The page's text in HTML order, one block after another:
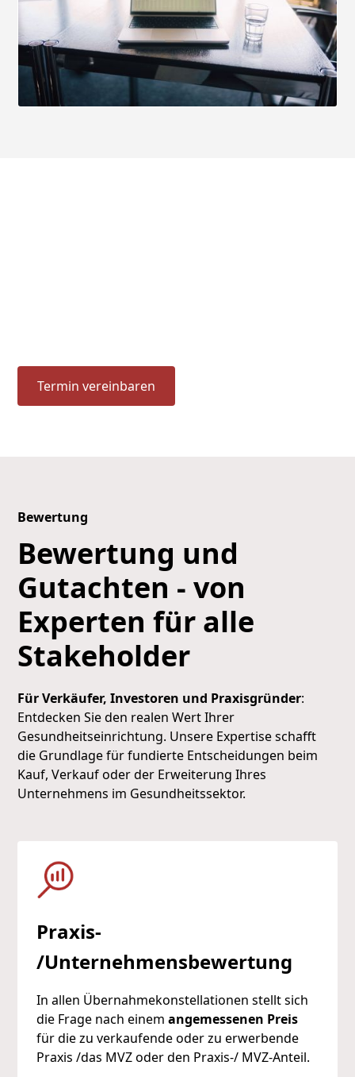
Termin vereinbaren
Bewertung
Bewertung und
Gutachten - von
Experten für alle
Stakeholder
Für Verkäufer, Investoren und Praxisgründer:
Entdecken Sie den realen Wert Ihrer
Gesundheitseinrichtung. Unsere Expertise schafft
die Grundlage für fundierte Entscheidungen beim
Kauf, Verkauf oder der Erweiterung Ihres
Unternehmens im Gesundheitssektor.
Praxis-
/Unternehmensbewertung
In allen Übernahmekonstellationen stellt sich
die Frage nach einemangemessenen Preis
für die zu verkaufende oder zu erwerbende
Praxis /das MVZ oder den Praxis-/ MVZ-Anteil.